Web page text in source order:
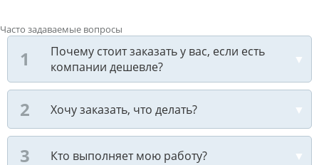
Часто задаваемые вопросы
Почему стоит заказать у вас, если есть
компании дешевле?
Хочу заказать, что делать?
Кто выполняет мою работу?